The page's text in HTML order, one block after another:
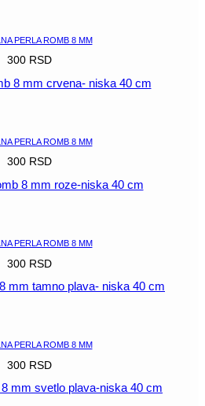
PERLA ROMB 8 MM
300 RSD
8 mm crvena- niska 40 cm
PERLA ROMB 8 MM
300 RSD
8 mm roze-niska 40 cm
PERLA ROMB 8 MM
300 RSD
mm tamno plava- niska 40 cm
PERLA ROMB 8 MM
300 RSD
mm svetlo plava-niska 40 cm